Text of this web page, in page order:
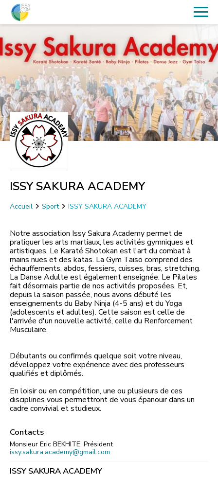
ISSY SAKURA ACADEMY
Accueil Sport ISSY SAKURA ACADEMY
Notre association Issy Sakura Academy permet de
pratiquer les arts martiaux, les activités gymniques et
artistiques. Le Karaté Shotokan est l'art du combat à
mains nues et des katas. La Gym Taı̈so comprend des
échauffements, abdos, fessiers, cuisses, bras, stretching.
La Danse Adulte est également enseignée. Le Pilates
fait désormais partie de nos activités proposées. Et,
depuis la saison passée, nous avons débuté les
enseignements du Baby Ninja (4-5 ans) et du Yoga
(adolescents et adultes). Cette saison est celle de
l'arrivée d'un nouvelle activité, celle du Renforcement
Musculaire.
Débutants ou confirmés quelque soit votre niveau,
développez votre expérience avec des professeurs
qualifiés et diplômés.
En loisir ou en compétition, une ou plusieurs de ces
disciplines vous permettront de vous épanouir dans un
cadre convivial et studieux.
Contacts
Monsieur Eric BEKHITE, Président
issy.sakura.academy@gmail.com
ISSY SAKURA ACADEMY